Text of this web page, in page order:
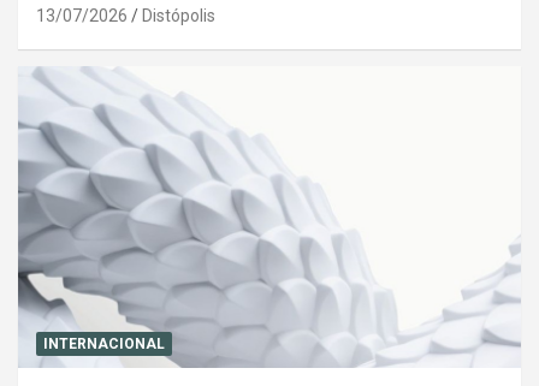
13/07/2026 Distópolis
INTERNACIONAL